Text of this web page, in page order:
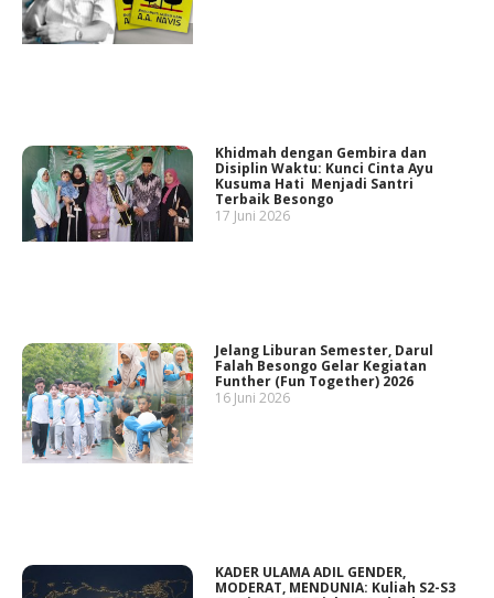
Khidmah dengan Gembira dan
Disiplin Waktu: Kunci Cinta Ayu
Kusuma Hati Menjadi Santri
Terbaik Besongo
17 Juni 2026
Jelang Liburan Semester, Darul
Falah Besongo Gelar Kegiatan
Funther (Fun Together) 2026
16 Juni 2026
KADER ULAMA ADIL GENDER,
MODERAT, MENDUNIA: Kuliah S2-S3